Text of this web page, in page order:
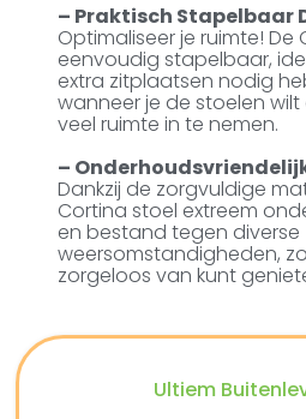
– Praktisch Stapelbaar
Optimaliseer je ruimte! De
eenvoudig stapelbaar,
extra zitplaatsen nodig
wanneer je de stoelen
veel ruimte in te nemen.
–
Dankzij de zorgvuldige
Cortina stoel extreem
en bestand tegen diverse
weersomstandigheden,
zorgeloos van kunt
Ultiem